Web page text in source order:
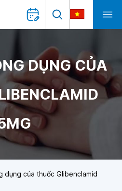
DỤNG CỦA
dụng của thuốc Glibenclamid